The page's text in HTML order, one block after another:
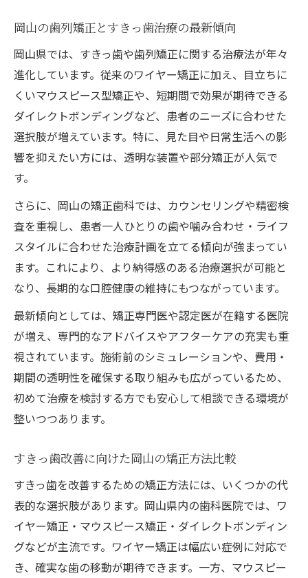
岡山の歯列矯正とすきっ歯治療の最新傾向
岡山県では、すきっ歯や歯列矯正に関する治療法が年々
進化しています。従来のワイヤー矯正に加え、目立ちに
くいマウスピース型矯正や、短期間で効果が期待できる
ダイレクトボンディングなど、患者のニーズに合わせた
選択肢が増えています。特に、見た目や日常生活への影
響を抑えたい方には、透明な装置や部分矯正が人気で
す。
さらに、岡山の矯正歯科では、カウンセリングや精密検
査を重視し、患者一人ひとりの歯や噛み合わせ・ライフ
スタイルに合わせた治療計画を立てる傾向が強まってい
ます。これにより、より納得感のある治療選択が可能と
なり、長期的な口腔健康の維持にもつながっています。
最新傾向としては、矯正専門医や認定医が在籍する医院
が増え、専門的なアドバイスやアフターケアの充実も重
視されています。施術前のシミュレーションや、費用・
期間の透明性を確保する取り組みも広がっているため、
初めて治療を検討する方でも安心して相談できる環境が
整いつつあります。
すきっ歯改善に向けた岡山の矯正方法比較
すきっ歯を改善するための矯正方法には、いくつかの代
表的な選択肢があります。岡山県内の歯科医院では、ワ
イヤー矯正・マウスピース矯正・ダイレクトボンディン
グなどが主流です。ワイヤー矯正は幅広い症例に対応で
き、確実な歯の移動が期待できます。一方、マウスピー